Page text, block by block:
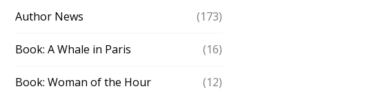
Author News (173)
Book: A Whale in Paris (16)
Book: Woman of the Hour (12)